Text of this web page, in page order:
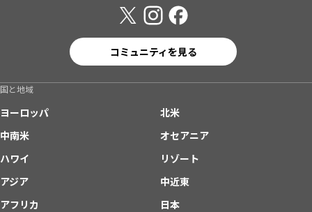
コミュニティを見る
国と地域
ヨーロッパ
北米
中南米
オセアニア
ハワイ
リゾート
アジア
中近東
アフリカ
日本